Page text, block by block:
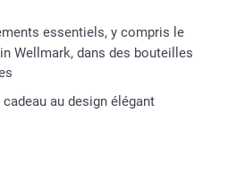
essentiels, y compris le
Wellmark, dans des bouteilles
au design élégant